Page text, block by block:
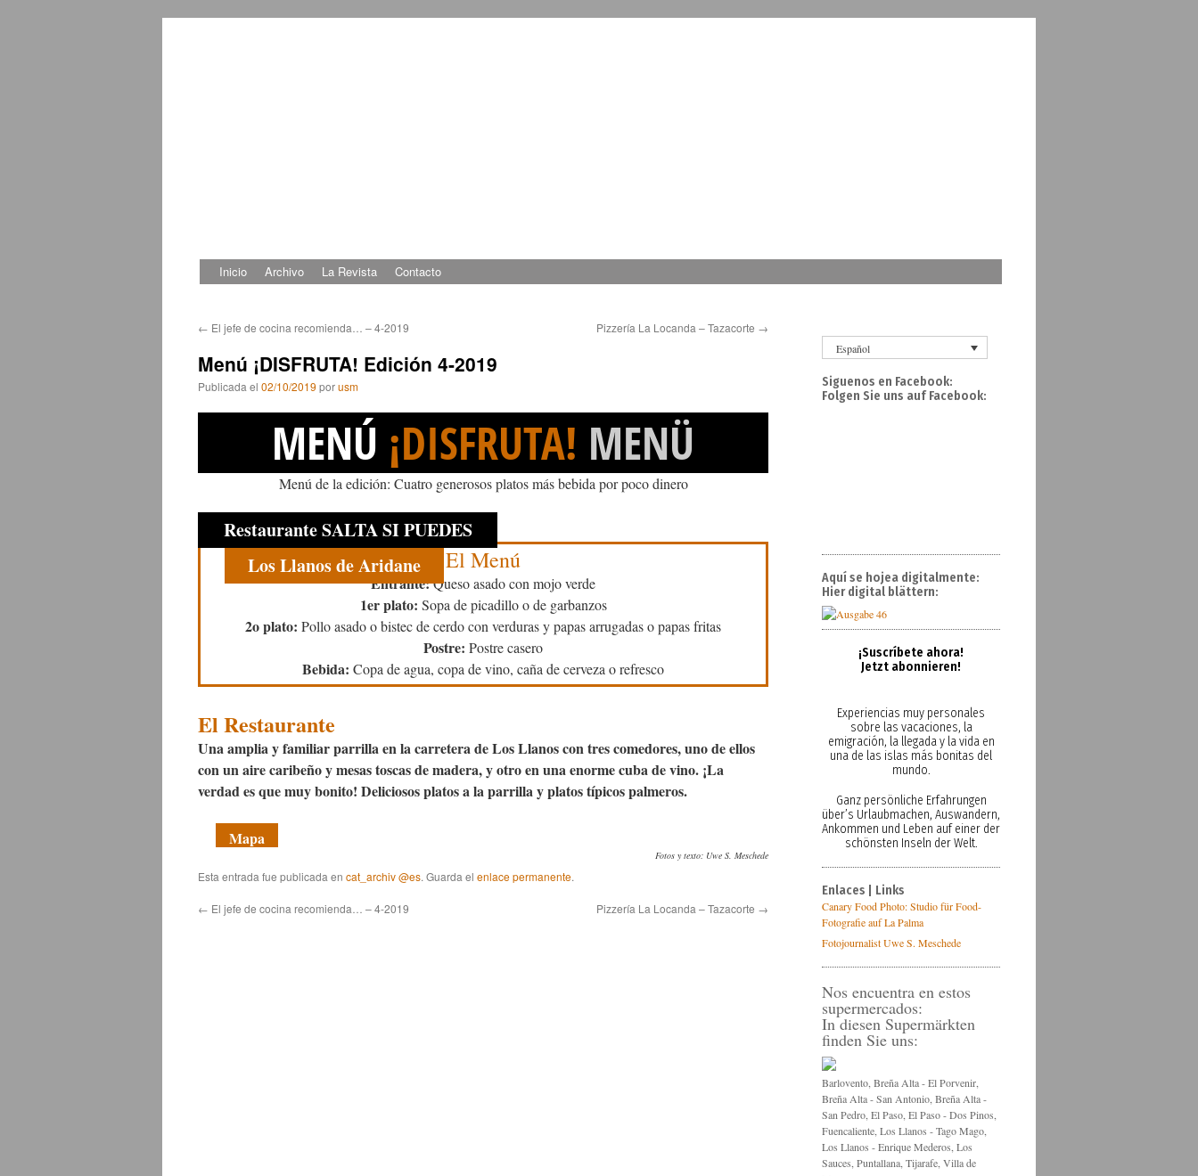
Saltar
Inicio Archivo La Revista Contacto
← El jefe de cocina recomienda… – 4-2019 Pizzería La Locanda – Tazacorte →
Menú ¡DISFRUTA! Edición 4-2019
Publicada el 02/10/2019 porusm
MENÚ ¡DISFRUTA! MENÜ
Menú de la edición: Cuatro generosos platos más bebida por poco dinero
Restaurante SALTA SI PUEDES
Los Llanos de Aridane
El Menú
Entrante:Queso asado con mojo verde
1er plato: Sopa de picadillo o de garbanzos
2o plato: Pollo asado o bistec de cerdo con verduras y papas arrugadas o papas fritas
Postre: Postre casero
Bebida: Copa de agua, copa de vino, caña de cerveza o refresco
El Restaurante
Una amplia y familiar parrilla en la carretera de Los Llanos con tres comedores, uno de ellos
con un aire caribeño y mesas toscas de madera, y otro en una enorme cuba de vino. ¡La
verdad es que muy bonito! Deliciosos platos a la parrilla y platos típicos palmeros.
Mapa
Fotos y texto: Uwe S. Meschede
Esta entrada fue publicada en cat_archiv @es. Guarda el enlace permanente.
← El jefe de cocina recomienda… – 4-2019 Pizzería La Locanda – Tazacorte →
Español
Siguenos en Facebook:
Folgen Sie uns auf Facebook:
Aquí se hojea digitalmente:
Hier digital blättern:
¡Suscríbete ahora!
Jetzt abonnieren!
Experiencias muy personales
sobre las vacaciones, la
emigración, la llegada y la vida en
una de las islas más bonitas del
mundo.
Ganz persönliche Erfahrungen
über’s Urlaubmachen, Auswandern,
Ankommen und Leben auf einer der
schönsten Inseln der Welt.
Enlaces | Links
Canary Food Photo: Studio für Food-
Fotografie auf La Palma
Fotojournalist Uwe S. Meschede
Nos encuentra en estos
supermercados:
In diesen Supermärkten
finden Sie uns:
Barlovento, Breña Alta - El Porvenir,
Breña Alta - San Antonio, Breña Alta -
San Pedro, El Paso, El Paso - Dos Pinos,
Fuencaliente, Los Llanos - Tago Mago,
Los Llanos - Enrique Mederos, Los
Sauces, Puntallana, Tijarafe, Villa de